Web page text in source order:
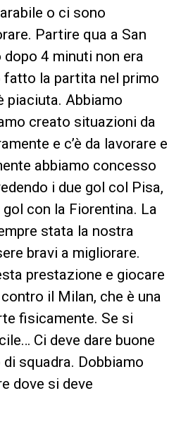
o ci sono
Partire qua a San
4 minuti non era
fatto la partita nel primo
piaciuta. Abbiamo
creato situazioni da
e c’è da lavorare e
abbiamo concesso
i due gol col Pisa,
con la Fiorentina. La
stata la nostra
bravi a migliorare.
prestazione e giocare
il Milan, che è una
fisicamente. Se si
Ci deve dare buone
squadra. Dobbiamo
dove si deve